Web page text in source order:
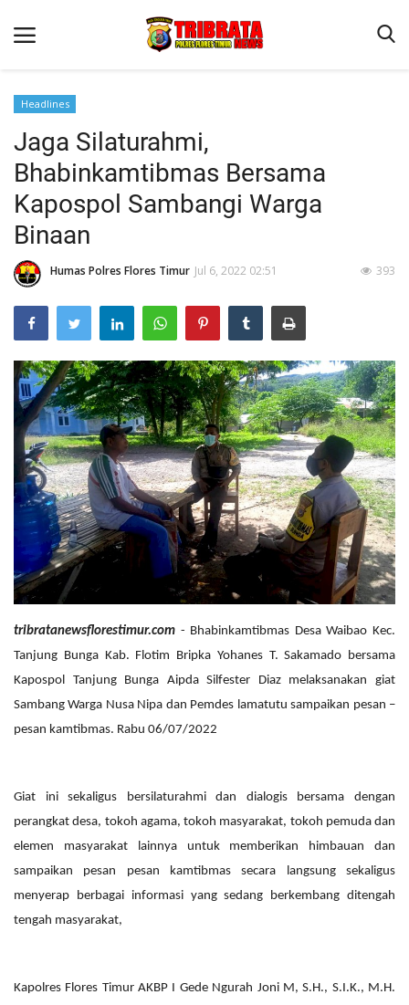
Beranda
Terms & Conditions
Binkam
Reskrim
Lantas
Mitra Polisi
Jurnal Kamtibmas
Giat Ops
Headlines
Jaga Silaturahmi,
Bhabinkamtibmas Bersama
Kapospol Sambangi Warga
Binaan
Humas Polres Flores Timur Jul 6, 2022 02:51 393
tribratanewsflorestimur.com - Bhabinkamtibmas Desa Waibao Kec.
Tanjung Bunga Kab. Flotim Bripka Yohanes T. Sakamado bersama
Kapospol Tanjung Bunga Aipda Silfester Diaz melaksanakan giat
Sambang Warga Nusa Nipa dan Pemdes lamatutu sampaikan pesan –
pesan kamtibmas. Rabu 06/07/2022
Giat ini sekaligus bersilaturahmi dan dialogis bersama dengan
perangkat desa, tokoh agama, tokoh masyarakat, tokoh pemuda dan
elemen masyarakat lainnya untuk memberikan himbauan dan
sampaikan pesan pesan kamtibmas secara langsung sekaligus
menyerap berbagai informasi yang sedang berkembang ditengah
tengah masyarakat,
Kapolres Flores Timur AKBP I Gede Ngurah Joni M, S.H., S.I.K., M.H.